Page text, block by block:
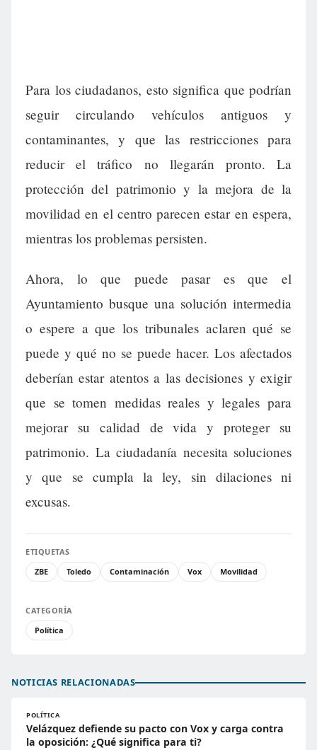
Para los ciudadanos, esto significa que podrían
seguir circulando vehículos antiguos y
contaminantes, y que las restricciones para
reducir el tráfico no llegarán pronto. La
protección del patrimonio y la mejora de la
movilidad en el centro parecen estar en espera,
mientras los problemas persisten.
Ahora, lo que puede pasar es que el
Ayuntamiento busque una solución intermedia
o espere a que los tribunales aclaren qué se
puede y qué no se puede hacer. Los afectados
deberían estar atentos a las decisiones y exigir
que se tomen medidas reales y legales para
mejorar su calidad de vida y proteger su
patrimonio. La ciudadanía necesita soluciones
y que se cumpla la ley, sin dilaciones ni
excusas.
ETIQUETAS
ZBE
Toledo Contaminación Vox Movilidad
CATEGORÍA
Política
NOTICIAS RELACIONADAS
POLÍTICA
Velázquez defiende su pacto con Vox y carga contra
la oposición: ¿Qué significa para ti?